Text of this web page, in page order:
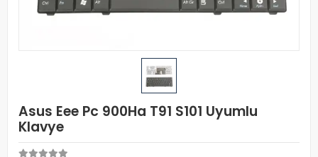
Asus Eee Pc 900Ha T91 S101 Uyumlu
Klavye